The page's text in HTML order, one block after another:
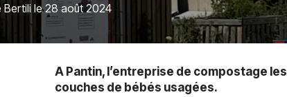
Bertili le 28 août 2024
A Pantin, l’entreprise de compostage
couches de bébés usagées.